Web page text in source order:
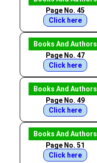
Page No. 45
Click here
Books And Authors
Page No. 47
Click here
Books And Authors
Page No. 49
Click here
Books And Authors
Page No. 51
Click here